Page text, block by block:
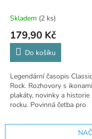
Skladem (2 ks)
179,90 Kč
Do košíku
Legendární časopis Classic
Rock. Rozhovory s
plakáty, novinky a historie
rocku. Povinná četba pro